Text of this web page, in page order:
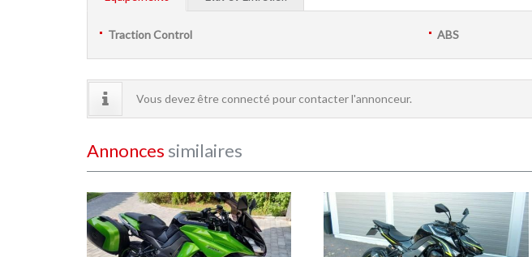
Traction Control ABS
Vous devez être connecté pour contacter l'annonceur.
Annonces similaires